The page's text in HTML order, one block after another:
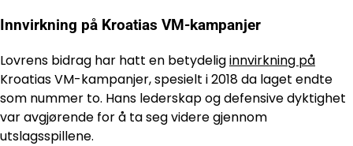
Innvirkning på Kroatias VM-kampanjer
Lovrens bidrag har hatt en betydeliginnvirkning på
Kroatias VM-kampanjer, spesielt i 2018 da laget endte
som nummer to. Hans lederskap og defensive dyktighet
var avgjørende for å ta seg videre gjennom
utslagsspillene.